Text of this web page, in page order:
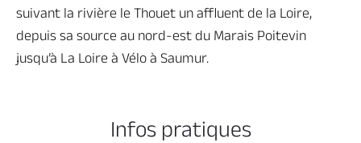
suivant la rivière le Thouet un affluent de la Loire,
depuis sa source au nord-est du Marais Poitevin
jusqu’à La Loire à Vélo à Saumur.
Infos pratiques